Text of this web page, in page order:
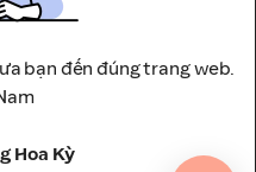
Điều Hành Và Trung Tâm
Hòa Hưng, Thành phố
bạn đến đúng trang web.
Hoa Kỳ